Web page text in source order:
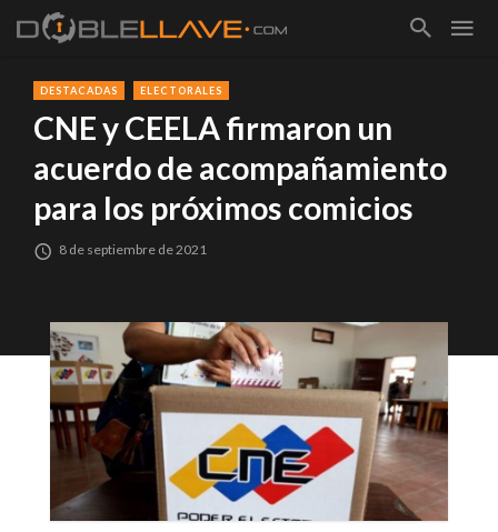
DESTACADAS ELECTORALES
CNE y CEELA firmaron un
acuerdo de acompañamiento
para los próximos comicios
8 de septiembre de 2021